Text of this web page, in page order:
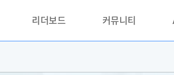
리더보드 커뮤니티